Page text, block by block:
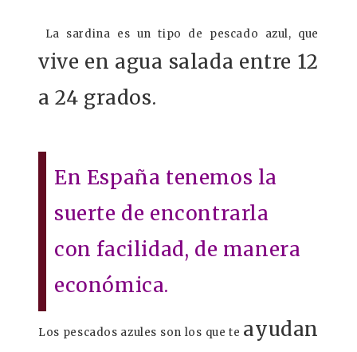
La sardina es un tipo de pescado azul, que
vive en agua salada entre 12
a 24 grados.
En España tenemos la
suerte de encontrarla
con facilidad, de manera
económica.
Los pescados azules son los que te ayudan